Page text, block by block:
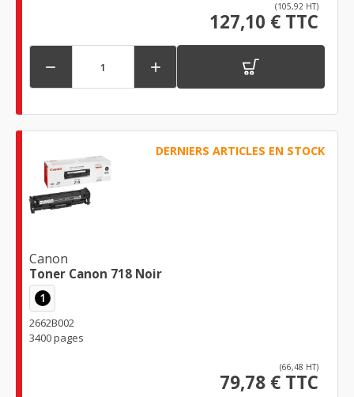
(105,92 HT)
127,10 € TTC
 
DERNIERS ARTICLES EN STOCK
Canon
Toner Canon 718 Noir
1
2662B002
3400 pages
(66,48 HT)
79,78 € TTC